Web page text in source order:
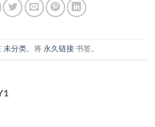
未分类。将 永久链接 书签。